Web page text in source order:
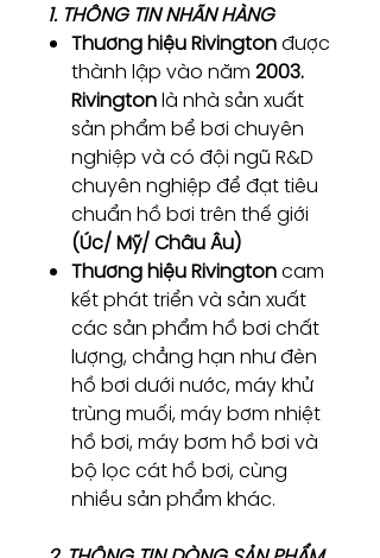
1. THÔNG TIN NHÃN HÀNG
Thương hiệu Rivingtonđược
thành lập vào năm 2003.
Rivingtonlà nhà sản xuất
sản phẩm bể bơi chuyên
nghiệp và có đội ngũ R&D
chuyên nghiệp để đạt tiêu
chuẩn hồ bơi trên thế giới
(Úc/ Mỹ/ Châu Âu)
Thương hiệu Rivingtoncam
kết phát triển và sản xuất
các sản phẩm hồ bơi chất
lượng, chẳng hạn như đèn
hồ bơi dưới nước, máy khử
trùng muối, máy bơm nhiệt
hồ bơi, máy bơm hồ bơi và
bộ lọc cát hồ bơi, cùng
nhiều sản phẩm khác.